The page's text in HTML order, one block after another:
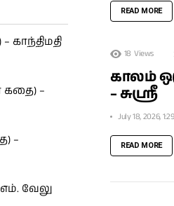
READ MORE
18 Views
காலம்
– சுஶ்ரீ
July 18, 2026,
READ MORE
காந்திமதி
கதை) –
–
எம். வேலு